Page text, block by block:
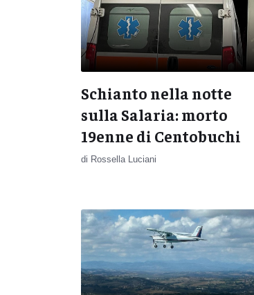
Schianto nella notte
sulla Salaria: morto
19enne di Centobuchi
di Rossella Luciani